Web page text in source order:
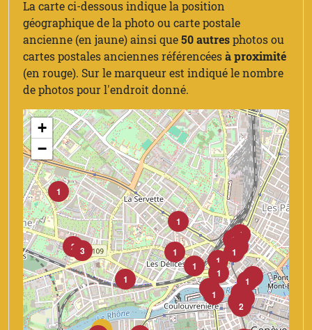
La carte ci-dessous indique la position
géographique de la photo ou carte postale
ancienne (en jaune) ainsi que50 autresphotos ou
cartes postales anciennes référencéesà proximité
(en rouge). Sur le marqueur est indiqué le nombre
de photos pour l'endroit donné.
1
3
2
1
1
1
1
1
1
1
212
1
1
1
1
+
−